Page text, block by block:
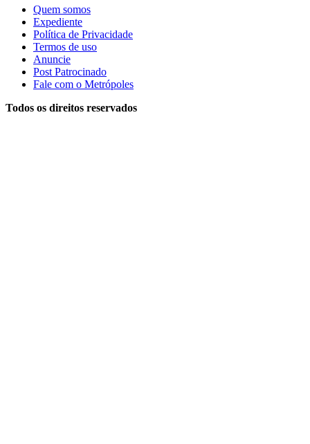
Quem somos
Expediente
Política de Privacidade
Termos de uso
Anuncie
Post Patrocinado
Fale com o Metrópoles
Todos os direitos reservados